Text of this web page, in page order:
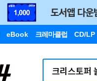
eBook 크레마클럽 CD/LP